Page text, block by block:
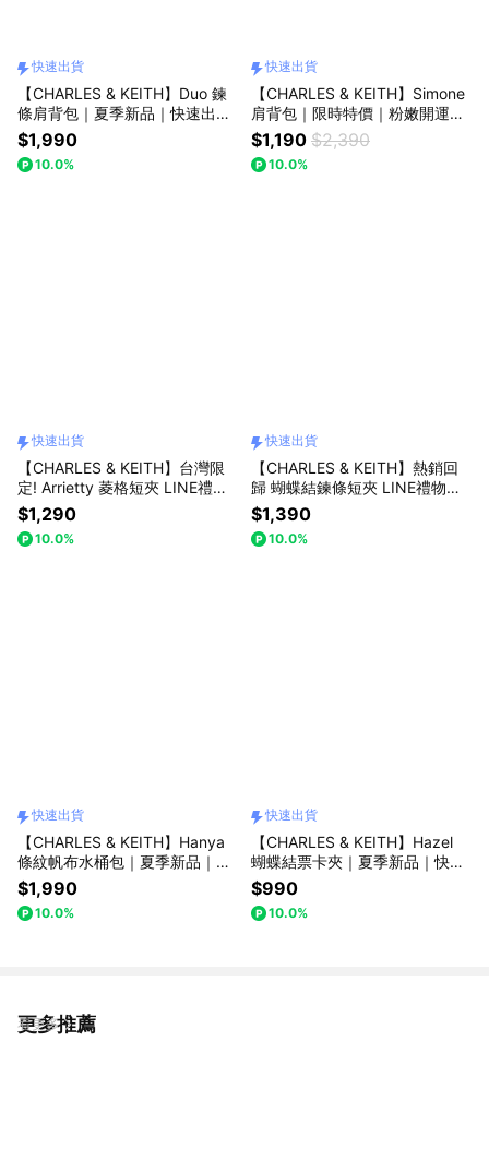
快速出貨
【CHARLES & KEITH】Duo 鍊
條肩背包｜夏季新品｜快速出貨
｜小CK｜官方直營
$1,990
10.0%
快速出貨
【CHARLES & KEITH】Simone
肩背包｜限時特價｜粉嫩開運色
｜情人節快樂｜生日禮物｜快速
出貨｜小CK｜官方直營
$1,190 $2,390
10.0%
快速出貨
【CHARLES & KEITH】台灣限
定! Arrietty 菱格短夾 LINE禮物
獨家禮盒 附提袋｜粉嫩開運色｜
情人節快樂｜生日禮物｜快速出
貨｜小CK｜官方直營
$1,290
10.0%
快速出貨
【CHARLES & KEITH】熱銷回
歸 蝴蝶結鍊條短夾 LINE禮物獨
家禮盒 附提袋｜閃耀派對季｜生
日禮物｜小CK｜官方直營
$1,390
10.0%
快速出貨
【CHARLES & KEITH】Hanya
條紋帆布水桶包｜夏季新品｜快
速出貨｜小CK｜官方直營
$1,990
10.0%
快速出貨
【CHARLES & KEITH】Hazel
蝴蝶結票卡夾｜夏季新品｜快速
出貨｜小CK｜官方直營
$990
10.0%
更多推薦
看更多